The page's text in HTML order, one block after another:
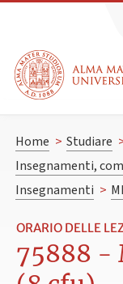
Home > Studiare
Insegnamenti,
Insegnamenti >
ORARIO DELLE
75888 -